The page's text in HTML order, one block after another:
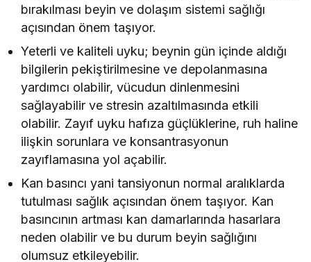
bırakılması beyin ve dolaşım sistemi sağlığı
açısından önem taşıyor.
Yeterli ve kaliteli uyku; beynin gün içinde aldığı
bilgilerin pekiştirilmesine ve depolanmasına
yardımcı olabilir, vücudun dinlenmesini
sağlayabilir ve stresin azaltılmasında etkili
olabilir. Zayıf uyku hafıza güçlüklerine, ruh haline
ilişkin sorunlara ve konsantrasyonun
zayıflamasına yol açabilir.
Kan basıncı yani tansiyonun normal aralıklarda
tutulması sağlık açısından önem taşıyor. Kan
basıncının artması kan damarlarında hasarlara
neden olabilir ve bu durum beyin sağlığını
olumsuz etkileyebilir.